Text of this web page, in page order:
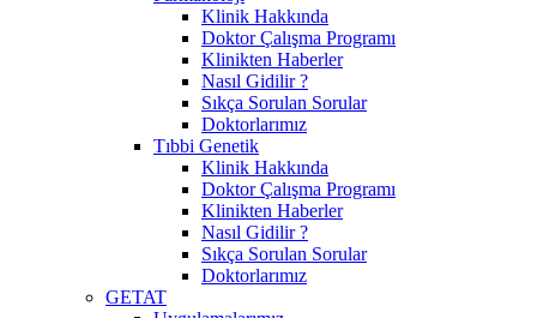
Klinik Hakkında
Doktor Çalışma Programı
Klinikten Haberler
Nasıl Gidilir ?
Sıkça Sorulan Sorular
Doktorlarımız
Tıbbi Genetik
Klinik Hakkında
Doktor Çalışma Programı
Klinikten Haberler
Nasıl Gidilir ?
Sıkça Sorulan Sorular
Doktorlarımız
GETAT